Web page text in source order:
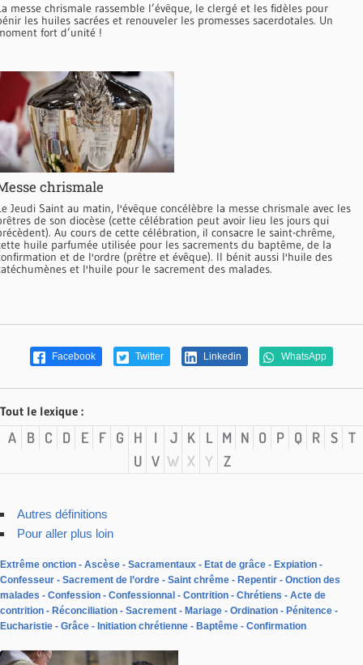
messe chrismale rassemble l’évêque, le clergé et les fidèles pour
les huiles sacrées et renouveler les promesses sacerdotales. Un
fort d’unité !
chrismale
Jeudi Saint au matin, l'évêque concélèbre la messe chrismale avec les
de son diocèse (cette célébration peut avoir lieu les jours qui
Au cours de cette célébration, il consacre le saint-chrême,
huile parfumée utilisée pour les sacrements du baptême, de la
et de l'ordre (prêtre et évêque). Il bénit aussi l'huile des
et l'huile pour le sacrement des malades.
Facebook Twitter Linkedin WhatsApp
Tout le lexique :
A B C D E F G H I J K L M N O P Q R S
T
U V W X Y Z
Autres définitions
Pour aller plus loin
Extrême onction Ascèse Sacramentaux Etat de grâce
Expiation
Confesseur
Sacrement de l’ordre Saint chrême Repentir
Onction des
malades
Confession Confessionnal Contrition Chrétiens
Acte de
contrition
Réconciliation Sacrement Mariage Ordination
Pénitence
Eucharistie
Grâce Initiation chrétienne Baptême Confirmation